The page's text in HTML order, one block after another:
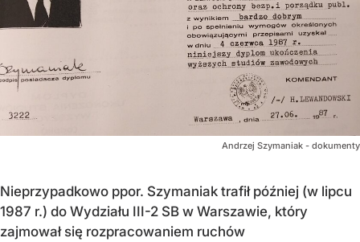
Andrzej Szymaniak - dokumenty
Nieprzypadkowo ppor. Szymaniak trafił później (w lipcu
1987 r.) do Wydziału III-2 SB w Warszawie, który
zajmował się rozpracowaniem ruchów